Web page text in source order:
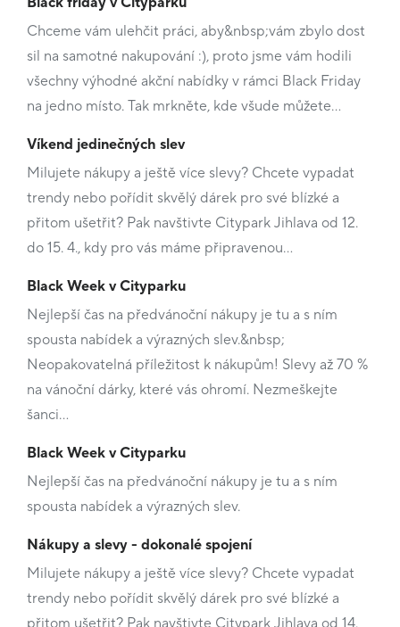
Chceme vám ulehčit práci, aby&nbsp;vám zbylo dost
sil na samotné nakupování :), proto jsme vám hodili
všechny výhodné akční nabídky v rámci Black Friday
na jedno místo. Tak mrkněte, kde všude můžete…
Víkend jedinečných slev
Milujete nákupy a ještě více slevy? Chcete vypadat
trendy nebo pořídit skvělý dárek pro své blízké a
přitom ušetřit? Pak navštivte Citypark Jihlava od 12.
do 15. 4., kdy pro vás máme připravenou…
Black Week v Cityparku
Nejlepší čas na předvánoční nákupy je tu a s ním
spousta nabídek a výrazných slev.&nbsp;
Neopakovatelná příležitost k nákupům! Slevy až 70 %
na vánoční dárky, které vás ohromí. Nezmeškejte
šanci…
Black Week v Cityparku
Nejlepší čas na předvánoční nákupy je tu a s ním
spousta nabídek a výrazných slev.
Nákupy a slevy - dokonalé spojení
Milujete nákupy a ještě více slevy? Chcete vypadat
trendy nebo pořídit skvělý dárek pro své blízké a
přitom ušetřit? Pak navštivte Citypark Jihlava od 14.